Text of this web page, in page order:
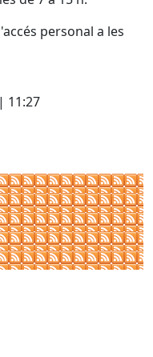
personal a les
11:27